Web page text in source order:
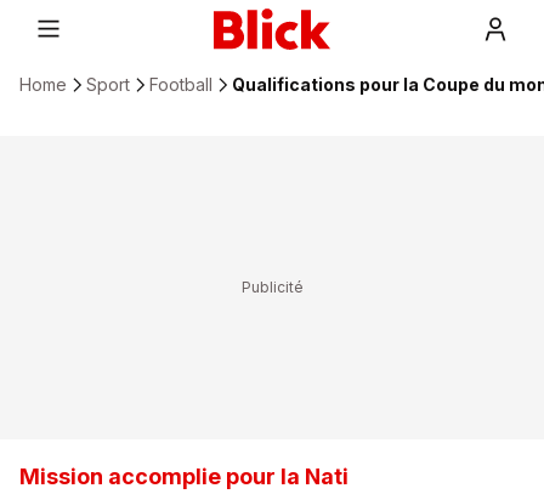
Home Sport Football Qualifications pour la Coupe du
Mission accomplie pour la Nati